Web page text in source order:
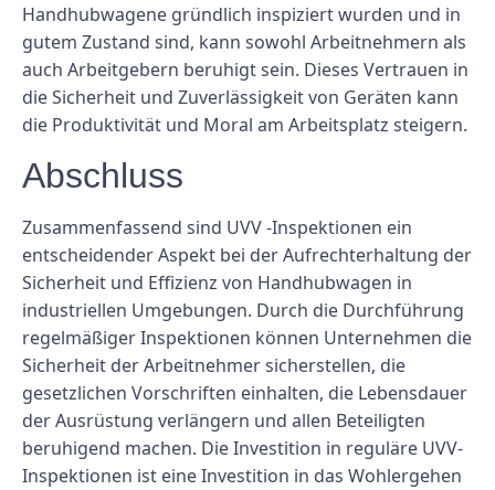
Handhubwagene gründlich inspiziert wurden und in
gutem Zustand sind, kann sowohl Arbeitnehmern als
auch Arbeitgebern beruhigt sein. Dieses Vertrauen in
die Sicherheit und Zuverlässigkeit von Geräten kann
die Produktivität und Moral am Arbeitsplatz steigern.
Abschluss
Zusammenfassend sind UVV -Inspektionen ein
entscheidender Aspekt bei der Aufrechterhaltung der
Sicherheit und Effizienz von Handhubwagen in
industriellen Umgebungen. Durch die Durchführung
regelmäßiger Inspektionen können Unternehmen die
Sicherheit der Arbeitnehmer sicherstellen, die
gesetzlichen Vorschriften einhalten, die Lebensdauer
der Ausrüstung verlängern und allen Beteiligten
beruhigend machen. Die Investition in reguläre UVV-
Inspektionen ist eine Investition in das Wohlergehen